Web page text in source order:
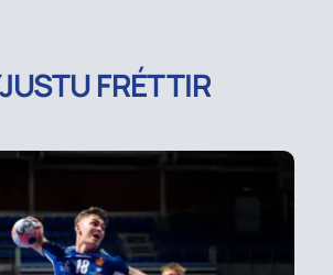
FRÉTTIR